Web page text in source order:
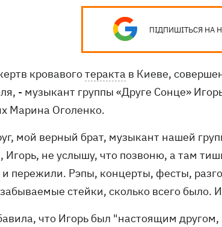
ПІДПИШІТЬСЯ НА
кровавоготеракта в Киеве,
- музыкант группы «Друге Сонце»
Марина Оголенко.
мой верный брат, музыкант нашей
Игорь, не услышу, что позвоню, а там
пережили. Рэпы, концерты, фесты,
стейки, сколько всего было.
что Игорь был "настоящим